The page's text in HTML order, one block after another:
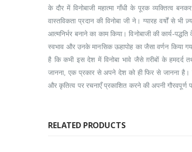
के दौर में विनोबाजी महात्मा गाँधी के पूरक व्यक्तित्व
वास्तविकता प्रदान की विनोबा जी ने। ग्यारह वर्षों से
आत्मनिर्भर बनाने का काम किया। विनोबाजी की कार्य-
स्वभाव और उनके मानसिक ऊहापोह का जैसा वर्णन
है कि कभी इस देश में विनोबा भावे जैसे ग़रीबों के हमदर्द
जानना, एक प्रकार से अपने देश को ही फिर से जानना है।
और कृतित्व पर रचनाएँ प्रकाशित करने की अपनी गौरवपूर्ण
RELATED PRODUCTS